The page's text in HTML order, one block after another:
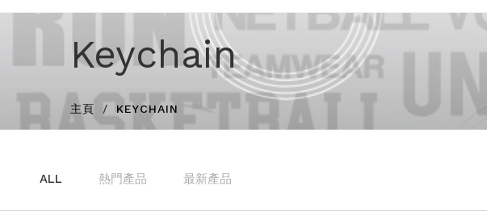
Keychain
主頁 KEYCHAIN
ALL 熱門產品 最新產品